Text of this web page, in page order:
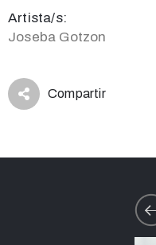
Artista/s:
Joseba Gotzon
Compartir